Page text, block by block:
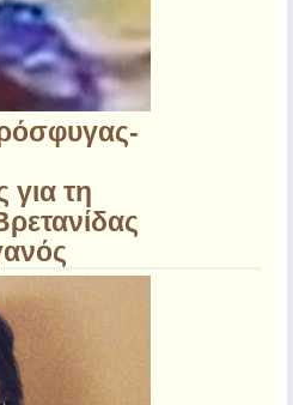
για τη